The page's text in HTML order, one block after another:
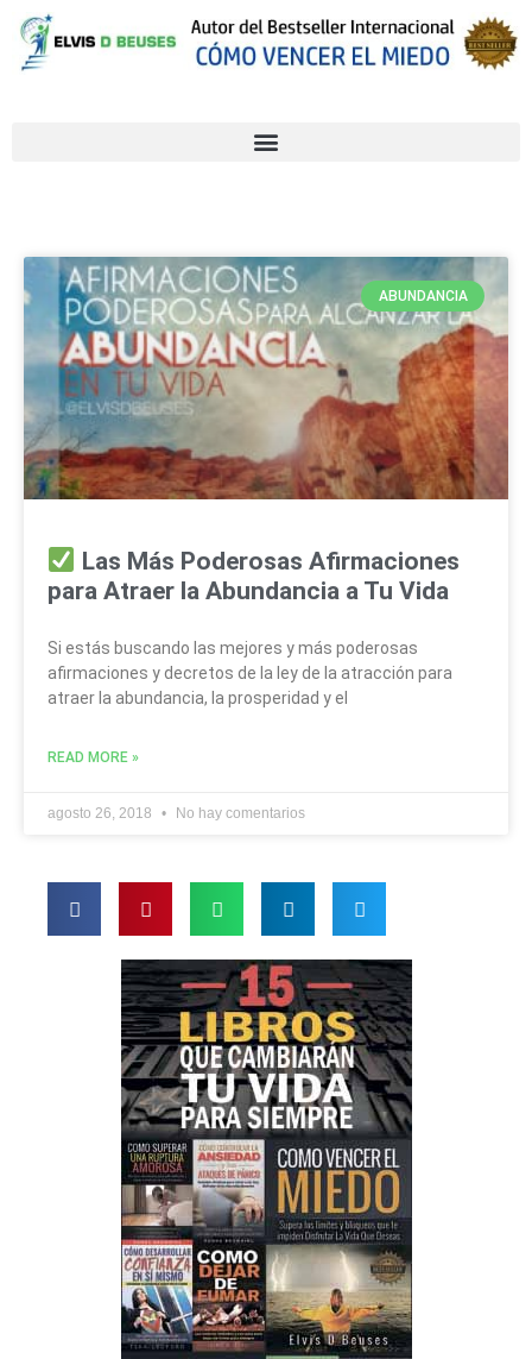
ABUNDANCIA
Las Más Poderosas Afirmaciones
para Atraer la Abundancia a Tu Vida
Si estás buscando las mejores y más poderosas
afirmaciones y decretos de la ley de la atracción para
atraer la abundancia, la prosperidad y el
READ MORE »
agosto 26, 2018 No hay comentarios